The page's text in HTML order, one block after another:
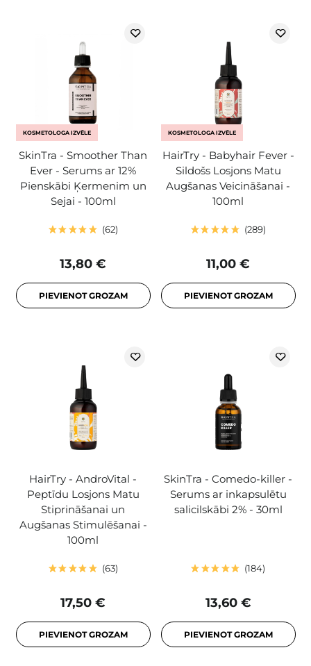
KOSMETOLOGA IZVĒLE
SkinTra - Smoother Than
Ever - Serums ar 12%
Pienskābi Ķermenim un
Sejai - 100ml
62
13,80 €
PIEVIENOT GROZAM
KOSMETOLOGA IZVĒLE
HairTry - Babyhair Fever -
Sildošs Losjons Matu
Augšanas Veicināšanai -
100ml
289
11,00 €
PIEVIENOT GROZAM
HairTry - AndroVital -
Peptīdu Losjons Matu
Stiprināšanai un
Augšanas Stimulēšanai -
100ml
63
17,50 €
PIEVIENOT GROZAM
SkinTra - Comedo-killer -
Serums ar inkapsulētu
salicilskābi 2% - 30ml
184
13,60 €
PIEVIENOT GROZAM